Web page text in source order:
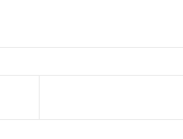
DISCIPLINA